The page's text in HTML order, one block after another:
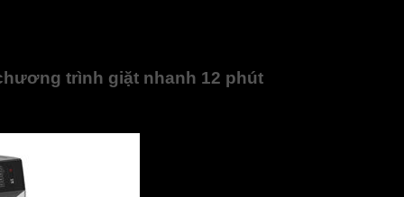
giặt.
UFB để tạo ra các bọt khí có kích thước Nano siêu nhỏ
áo thơm tho, sạch sẽ.
trình giặt nhanh 12 phút
chị em bận rộn không phải chờ đợi lâu để phơi đồ.